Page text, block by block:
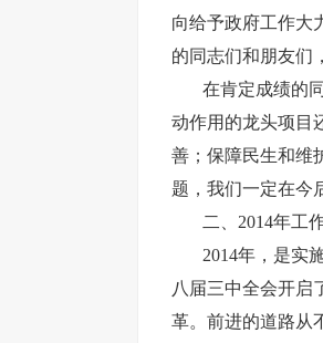
向给予政府工作大
的同志们和朋友们
在肯定成绩的
动作用的龙头项目
善；保障民生和维
题，我们一定在今
二、 2014年工
2014年，是实
八届三中全会开启
革。前进的道路从